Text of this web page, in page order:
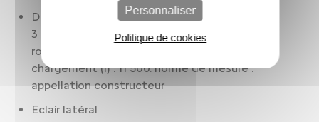
Dimensions de chargement (mm) : longueur :
3 120. largeur : 1 870. largeur entre passages de
roue : 1 422. hauteur : 1 932. volume de
chargement (l) : 11 500. norme de mesure :
appellation constructeur
Eclair latéral
Personnaliser
Politique de cookies